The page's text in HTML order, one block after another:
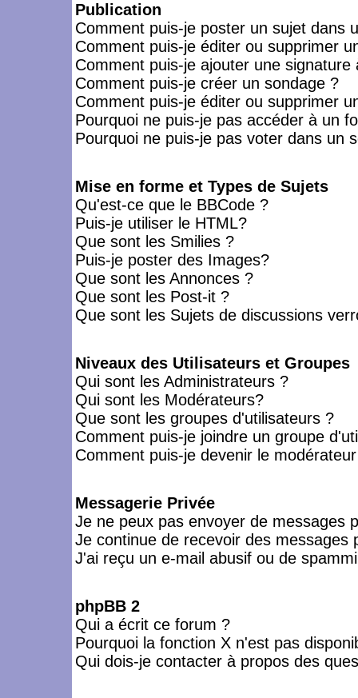
Publication
Comment puis-je poster un sujet dans
Comment puis-je éditer ou supprimer
Comment puis-je ajouter une signature
Comment puis-je créer un sondage ?
Comment puis-je éditer ou supprimer
Pourquoi ne puis-je pas accéder à un
Pourquoi ne puis-je pas voter dans un
Mise en forme et Types de Sujets
Qu'est-ce que le BBCode ?
Puis-je utiliser le HTML?
Que sont les Smilies ?
Puis-je poster des Images?
Que sont les Annonces ?
Que sont les Post-it ?
Que sont les Sujets de discussions
Niveaux des Utilisateurs et Groupes
Qui sont les Administrateurs ?
Qui sont les Modérateurs?
Que sont les groupes d'utilisateurs ?
Comment puis-je joindre un groupe
Comment puis-je devenir le
Messagerie Privée
Je ne peux pas envoyer de messages
Je continue de recevoir des messages
J'ai reçu un e-mail abusif ou de
phpBB 2
Qui a écrit ce forum ?
Pourquoi la fonction X n'est pas
Qui dois-je contacter à propos des